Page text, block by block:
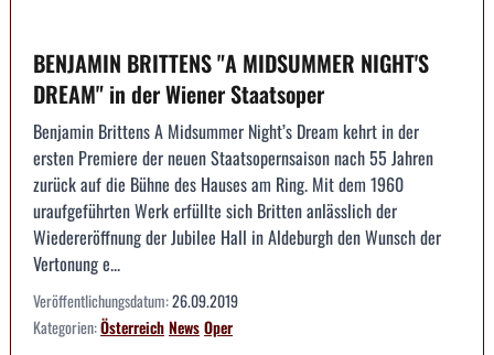
BENJAMIN BRITTENS "A MIDSUMMER NIGHT'S
DREAM" in der Wiener Staatsoper
Benjamin Brittens A Midsummer Night’s Dream kehrt in der
ersten Premiere der neuen Staatsopernsaison nach 55 Jahren
zurück auf die Bühne des Hauses am Ring. Mit dem 1960
uraufgeführten Werk erfüllte sich Britten anlässlich der
Wiedereröffnung der Jubilee Hall in Aldeburgh den Wunsch der
Vertonung e...
Veröffentlichungsdatum:26.09.2019
Kategorien:ÖsterreichNewsOper